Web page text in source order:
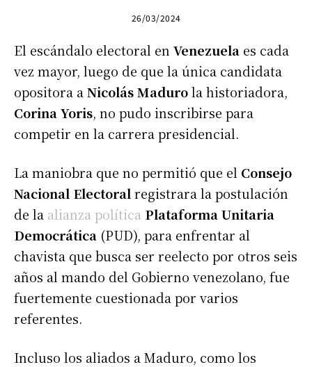
26/03/2024
El escándalo electoral en Venezuela es cada
vez mayor, luego de que la única candidata
opositora a Nicolás Madurola historiadora,
Corina Yoris, no pudo inscribirse para
competir en la carrera presidencial.
La maniobra que no permitió que el Consejo
Nacional Electoral registrara la postulación
de la alianza política Plataforma Unitaria
Democrática (PUD), para enfrentar al
chavista que busca ser reelecto por otros seis
años al mando del Gobierno venezolano, fue
fuertemente cuestionada por varios
referentes.
Incluso los aliados a Maduro, como los